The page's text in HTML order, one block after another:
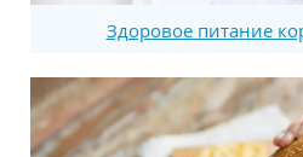
Здоровое питание